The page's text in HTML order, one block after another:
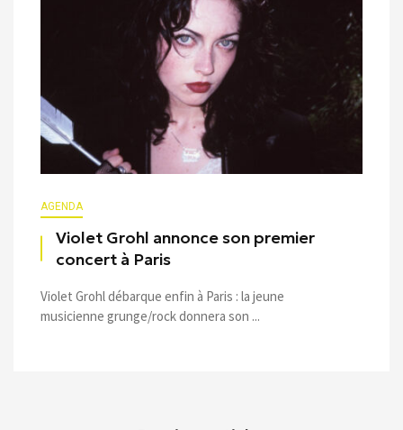
AGENDA
Violet Grohl annonce son premier
concert à Paris
Violet Grohl débarque enfin à Paris : la jeune
musicienne grunge/rock donnera son ...